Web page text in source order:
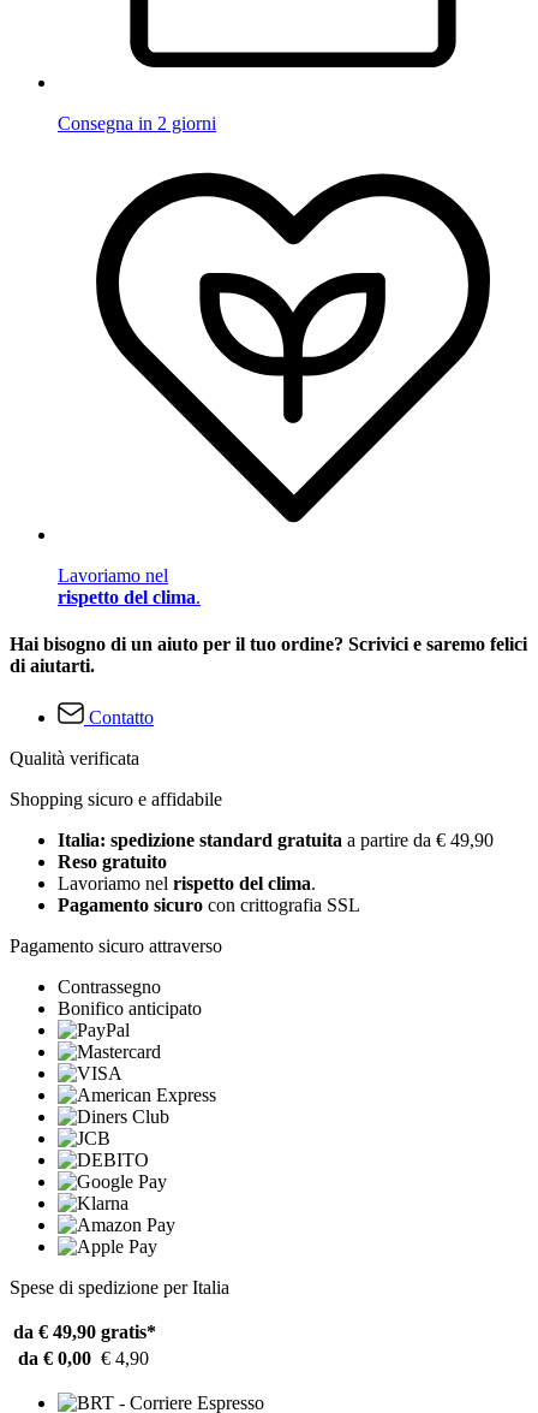
Consegna in 2 giorni
Lavoriamo nel
rispetto del clima.
Hai bisogno di un aiuto per il tuo ordine? Scrivici e saremo felici
di aiutarti.
Contatto
Qualità verificata
Shopping sicuro e affidabile
Italia: spedizione standard gratuita a partire da € 49,90
Reso gratuito
Lavoriamo nel rispetto del clima.
Pagamento sicuro con crittografia SSL
Pagamento sicuro attraverso
Contrassegno
Bonifico anticipato
Spese di spedizione per Italia
da € 49,90 gratis*
da € 0,00 € 4,90